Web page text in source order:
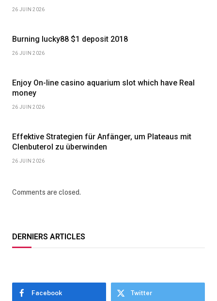
26 JUIN 2026
Burning lucky88 $1 deposit 2018
26 JUIN 2026
Enjoy On-line casino aquarium slot which have Real
money
26 JUIN 2026
Effektive Strategien für Anfänger, um Plateaus mit
Clenbuterol zu überwinden
26 JUIN 2026
Comments are closed.
DERNIERS ARTICLES
Facebook Twitter